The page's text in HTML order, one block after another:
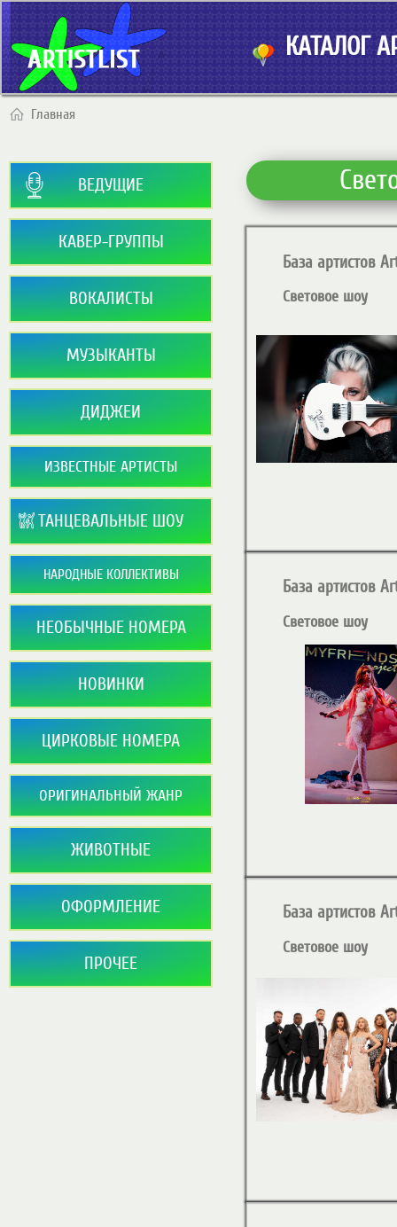
КАТАЛОГ
Главная
ВЕДУЩИЕ
КАВЕР-ГРУППЫ
ВОКАЛИСТЫ
МУЗЫКАНТЫ
ДИДЖЕИ
ИЗВЕСТНЫЕ АРТИСТЫ
ТАНЦЕВАЛЬНЫЕ ШОУ
НАРОДНЫЕ КОЛЛЕКТИВЫ
НЕОБЫЧНЫЕ НОМЕРА
НОВИНКИ
ЦИРКОВЫЕ НОМЕРА
ОРИГИНАЛЬНЫЙ ЖАНР
ЖИВОТНЫЕ
ОФОРМЛЕНИЕ
ПРОЧЕЕ
База артистов
Световое шоу
База артистов
Световое шоу
База артистов
Световое шоу